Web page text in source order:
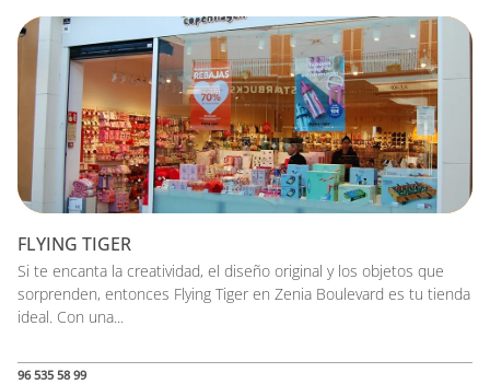
FLYING TIGER
Si te encanta la creatividad, el diseño original y los objetos que
sorprenden, entonces Flying Tiger en Zenia Boulevard es tu tienda
ideal. Con una...
96 535 58 99